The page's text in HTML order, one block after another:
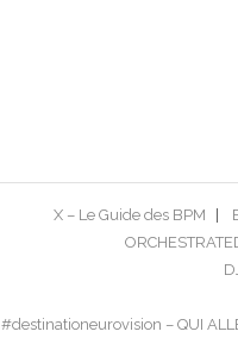
X – Le Guide des BPM
#destinationeurovision – QUI